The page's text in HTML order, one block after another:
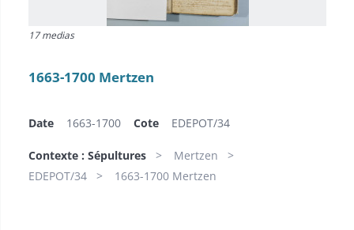
17 medias
1663-1700 Mertzen
Date 1663-1700 Cote EDEPOT/34
Contexte : Sépultures
Mertzen
EDEPOT/34
1663-1700 Mertzen